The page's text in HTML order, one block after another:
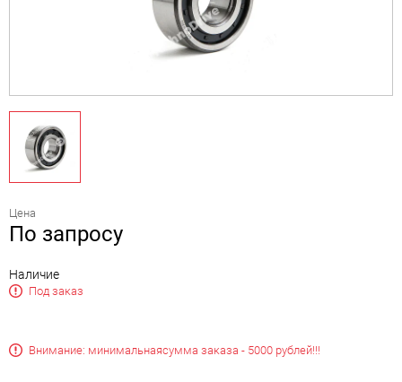
Цена
По запросу
Наличие
Под заказ
Внимание: минимальнаясумма заказа - 5000 рублей!!!